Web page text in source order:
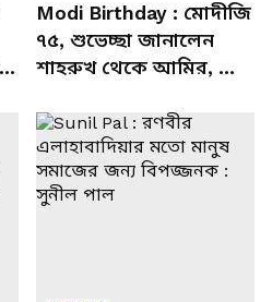
Modi Birthday : মোদীজি
৭৫, শুভেচ্ছা জানালেন
শাহরুখ থেকে আমির, কী